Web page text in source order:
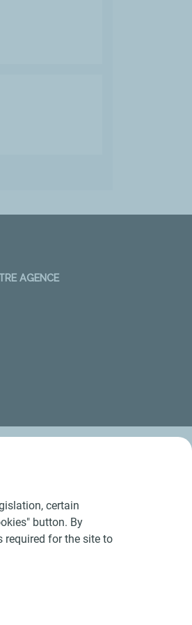
AGENCE
certain
button. By
required for the site to